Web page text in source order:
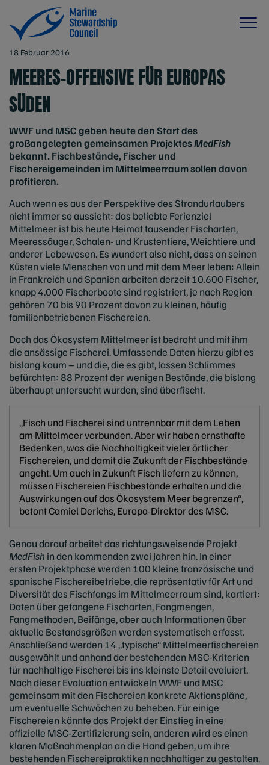
18 Februar 2016
MEERES-OFFENSIVE FÜR EUROPAS
SÜDEN
WWF und MSC geben heute den Start des
großangelegten gemeinsamen ProjektesMedFish
bekannt. Fischbestände, Fischer und
Fischereigemeinden im Mittelmeerraum sollen davon
profitieren.
Auch wenn es aus der Perspektive des Strandurlaubers
nicht immer so aussieht: das beliebte Ferienziel
Mittelmeer ist bis heute Heimat tausender Fischarten,
Meeressäuger, Schalen- und Krustentiere, Weichtiere und
anderer Lebewesen. Es wundert also nicht, dass an seinen
Küsten viele Menschen von und mit dem Meer leben: Allein
in Frankreich und Spanien arbeiten derzeit 10.600 Fischer,
knapp 4.000 Fischerboote sind registriert, je nach Region
gehören 70 bis 90 Prozent davon zu kleinen, häufig
familienbetriebenen Fischereien.
Doch das Ökosystem Mittelmeer ist bedroht und mit ihm
die ansässige Fischerei. Umfassende Daten hierzu gibt es
bislang kaum – und die, die es gibt, lassen Schlimmes
befürchten: 88 Prozent der wenigen Bestände, die bislang
überhaupt untersucht wurden, sind überfischt.
„Fisch und Fischerei sind untrennbar mit dem Leben
am Mittelmeer verbunden. Aber wir haben ernsthafte
Bedenken, was die Nachhaltigkeit vieler örtlicher
Fischereien, und damit die Zukunft der Fischbestände
angeht. Um auch in Zukunft Fisch liefern zu können,
müssen Fischereien Fischbestände erhalten und die
Auswirkungen auf das Ökosystem Meer begrenzen“,
betont Camiel Derichs, Europa-Direktor des MSC.
Genau darauf arbeitet das richtungsweisende Projekt
MedFish in den kommenden zwei Jahren hin. In einer
ersten Projektphase werden 100 kleine französische und
spanische Fischereibetriebe, die repräsentativ für Art und
Diversität des Fischfangs im Mittelmeerraum sind, kartiert:
Daten über gefangene Fischarten, Fangmengen,
Fangmethoden, Beifänge, aber auch Informationen über
aktuelle Bestandsgrößen werden systematisch erfasst.
Anschließend werden 14 „typische“ Mittelmeerfischereien
ausgewählt und anhand der bestehenden MSC-Kriterien
für nachhaltige Fischerei bis ins kleinste Detail evaluiert.
Nach dieser Evaluation entwickeln WWF und MSC
gemeinsam mit den Fischereien konkrete Aktionspläne,
um eventuelle Schwächen zu beheben. Für einige
Fischereien könnte das Projekt der Einstieg in eine
offizielle MSC-Zertifizierung sein, anderen wird es einen
klaren Maßnahmenplan an die Hand geben, um ihre
bestehenden Fischereipraktiken nachhaltiger zu gestalten.